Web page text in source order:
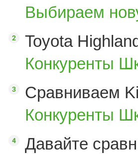
Выбираем
Toyota
Конкуренты
Сравниваем
Конкуренты
Давайте